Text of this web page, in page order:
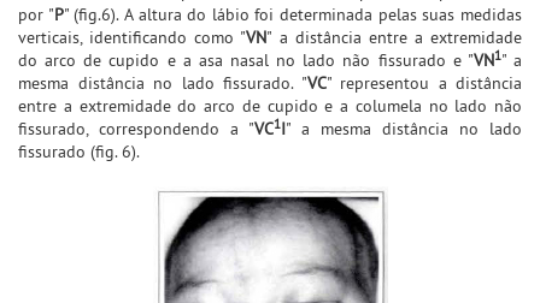
por "P" (fig.6). A altura do lábio foi determinada pelas suas medidas
verticais, identificando como "VN" a distância entre a extremidade
do arco de cupido e a asa nasal no lado não fissurado e "VN1" a
mesma distância no lado fissurado. "VC" representou a distância
entre a extremidade do arco de cupido e a columela no lado não
fissurado, correspondendo a "VC1I" a mesma distância no lado
fissurado (fig. 6).